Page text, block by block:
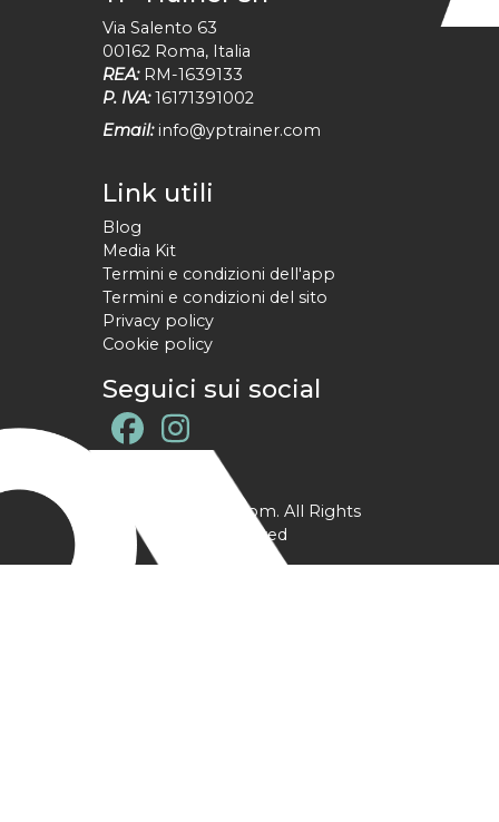
Via Salento 63
00162 Roma, Italia
REA: RM-1639133
P. IVA: 16171391002
Email: info@yptrainer.com
Link utili
Blog
Media Kit
Termini e condizioni dell'app
Termini e condizioni del sito
Privacy policy
Cookie policy
Seguici sui social
@ YPtrainer.com. All Rights
Reserved